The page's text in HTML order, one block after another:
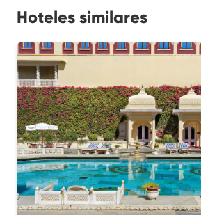
Hoteles similares